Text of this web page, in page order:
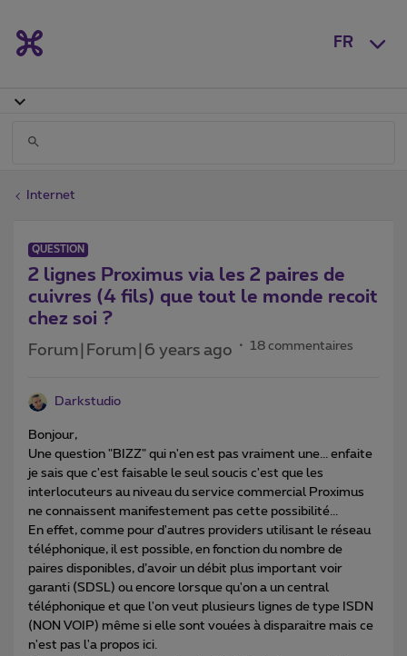
FR
Internet
QUESTION
2 lignes Proximus via les 2 paires de
cuivres (4 fils) que tout le monde recoit
chez soi ?
Forum|Forum|6 years ago 18 commentaires
Darkstudio
Bonjour,
Une question "BIZZ" qui n'en est pas vraiment une... enfaite
je sais que c'est faisable le seul soucis c'est que les
interlocuteurs au niveau du service commercial Proximus
ne connaissent manifestement pas cette possibilité...
En effet, comme pour d'autres providers utilisant le réseau
téléphonique, il est possible, en fonction du nombre de
paires disponibles, d’avoir un débit plus important voir
garanti (SDSL) ou encore lorsque qu'on a un central
téléphonique et que l'on veut plusieurs lignes de type ISDN
(NON VOIP) même si elle sont vouées à disparaitre mais ce
n'est pas l'a propos ici.